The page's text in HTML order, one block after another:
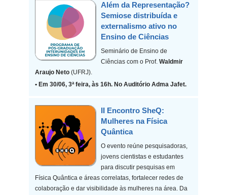
Além da Representação?
Semiose distribuída e
externalismo ativo no
Ensino de Ciências
Seminário de Ensino de
Ciências com o Prof. Waldmir
Araujo Neto(UFRJ).
• Em 30/06, 3ª feira, às 16h. No Auditório Adma Jafet.
II Encontro SheQ:
Mulheres na Física
Quântica
O evento reúne pesquisadoras,
jovens cientistas e estudantes
para discutir pesquisas em
Física Quântica e áreas correlatas, fortalecer redes de
colaboração e dar visibilidade às mulheres na área. Da